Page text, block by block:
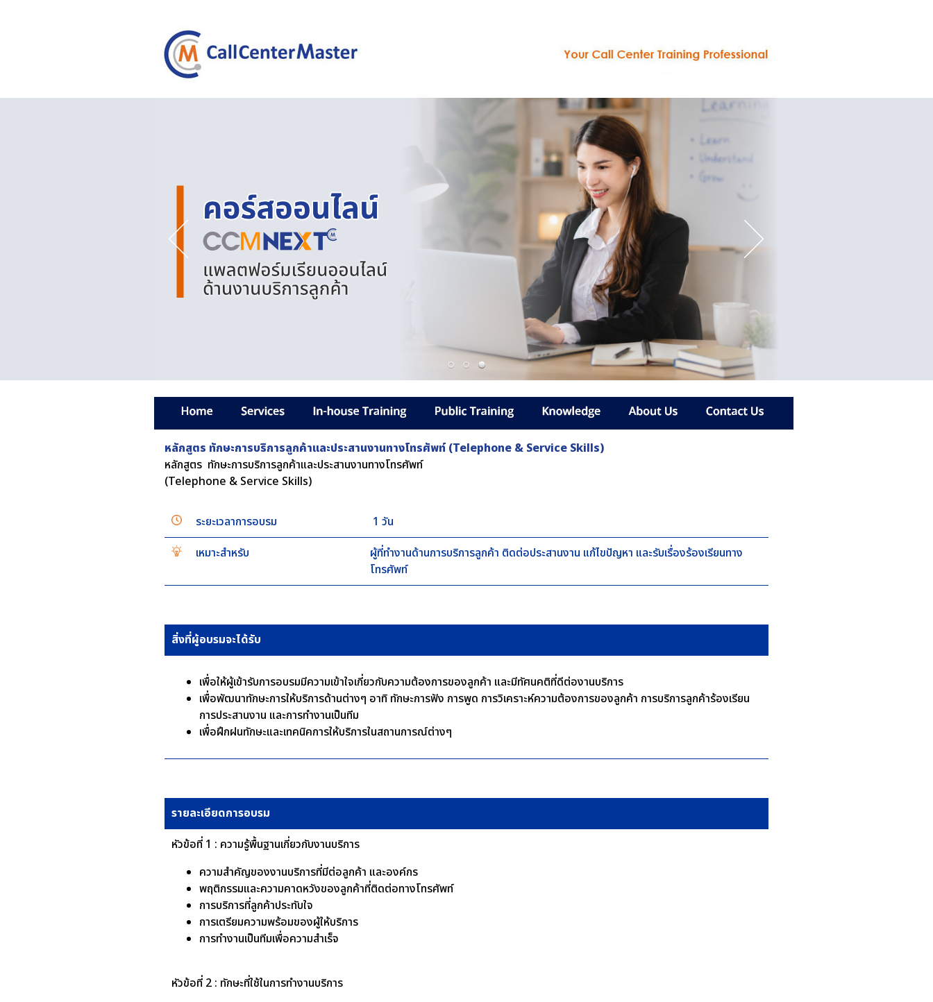
หลักสูตร ทักษะการบริการลูกค้าและประสานงานทางโทรศัพท์ (Telephone & Service Skills)
หลักสูตร ทักษะการบริการลูกค้าและประสานงานทางโทรศัพท์
(Telephone & Service Skills)
ระยะเวลาการอบรม
1 วัน
เหมาะสำหรับ
ผู้ที่ทำงานด้านการบริการลูกค้า ติดต่อประสานงาน แก้ไขปัญหา และรับเรื่องร้องเรียนทาง
โทรศัพท์
สิ่งที่ผู้อบรมจะได้รับ
เพื่อให้ผู้เข้ารับการอบรมมีความเข้าใจเกี่ยวกับความต้องการของลูกค้า และมีทัศนคติที่ดีต่องานบริการ
เพื่อพัฒนาทักษะการให้บริการด้านต่างๆ อาทิ ทักษะการฟัง การพูด การวิเคราะห์ความต้องการของลูกค้า การบริการลูกค้าร้องเรียน
การประสานงาน และการทำงานเป็นทีม
เพื่อฝึกฝนทักษะและเทคนิคการให้บริการในสถานการณ์ต่างๆ
รายละเอียดการอบรม
หัวข้อที่ 1 : ความรู้พื้นฐานเกี่ยวกับงานบริการ
ความสำคัญของงานบริการที่มีต่อลูกค้า และองค์กร
พฤติกรรมและความคาดหวังของลูกค้าที่ติดต่อทางโทรศัพท์
การบริการที่ลูกค้าประทับใจ
การเตรียมความพร้อมของผู้ให้บริการ
การทำงานเป็นทีมเพื่อความสำเร็จ
หัวข้อที่ 2 : ทักษะที่ใช้ในการทำงานบริการ